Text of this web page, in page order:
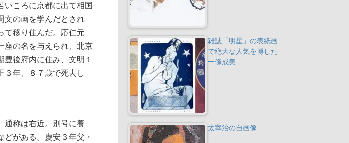
いころに京都に出て相国
文の画を学んだとされ
て移り住んだ。応仁元
座の名を与えられ、北京
豊後府内に住み、文明１
３年、８７歳で死去し
通称は右近。別号に養
がある。慶安３年父・
雑誌「明星」の表紙画
で絶大な人気を博した
一條成美
太宰治の自画像